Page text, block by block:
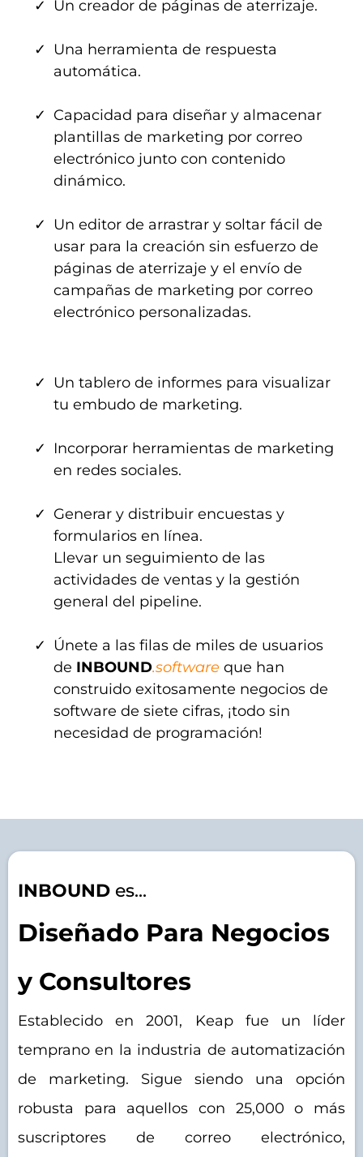
Un creador de páginas de aterrizaje.
Una herramienta de respuesta
automática.
Capacidad para diseñar y almacenar
plantillas de marketing por correo
electrónico junto con contenido
dinámico.
Un editor de arrastrar y soltar fácil de
usar para la creación sin esfuerzo de
páginas de aterrizaje y el envío de
campañas de marketing por correo
electrónico personalizadas.
Un tablero de informes para visualizar
tu embudo de marketing.
Incorporar herramientas de marketing
en redes sociales.
Generar y distribuir encuestas y
formularios en línea.
Llevar un seguimiento de las
actividades de ventas y la gestión
general del pipeline.
Únete a las filas de miles de usuarios
de INBOUND.software que han
construido exitosamente negocios de
software de siete cifras, ¡todo sin
necesidad de programación!
INBOUND es...
Diseñado Para Negocios
y Consultores
Establecido en 2001, Keap fue un líder
temprano en la industria de automatización
de marketing. Sigue siendo una opción
robusta para aquellos con 25,000 o más
suscriptores de correo electrónico,